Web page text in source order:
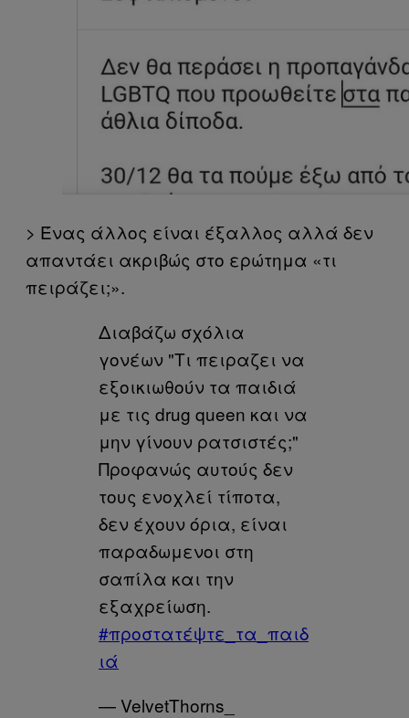
> Ένας άλλος είναι έξαλλος αλλά δεν
απαντάει ακριβώς στο ερώτημα «τι
πειράζει;».
Διαβάζω σχόλια
γονέων "Τι πειραζει να
εξοικιωθούν τα παιδιά
με τις drug queen και να
μην γίνουν ρατσιστές;"
Προφανώς αυτούς δεν
τους ενοχλεί τίποτα,
δεν έχουν όρια, είναι
παραδωμενοι στη
σαπίλα και την
εξαχρείωση.
#προστατέψτε_τα_παιδ
ιά
— VelvetThorns_